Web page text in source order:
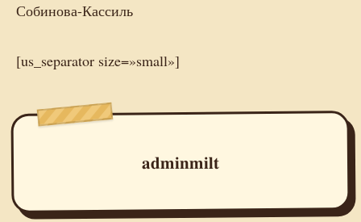
Собинова-Кассиль
[us_separator size=»small»]
adminmilt